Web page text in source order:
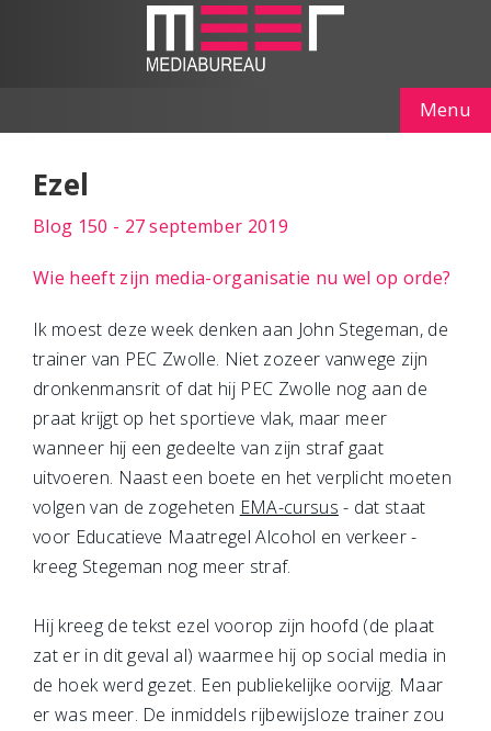
Menu
Ezel
Blog 150 - 27 september 2019
Wie heeft zijn media-organisatie nu wel op orde?
Ik moest deze week denken aan John Stegeman, de
trainer van PEC Zwolle. Niet zozeer vanwege zijn
dronkenmansrit of dat hij PEC Zwolle nog aan de
praat krijgt op het sportieve vlak, maar meer
wanneer hij een gedeelte van zijn straf gaat
uitvoeren. Naast een boete en het verplicht moeten
volgen van de zogeheten EMA-cursus - dat staat
voor Educatieve Maatregel Alcohol en verkeer -
kreeg Stegeman nog meer straf.
Hij kreeg de tekst ezel voorop zijn hoofd (de plaat
zat er in dit geval al) waarmee hij op social media in
de hoek werd gezet. Een publiekelijke oorvijg. Maar
er was meer. De inmiddels rijbewijsloze trainer zou